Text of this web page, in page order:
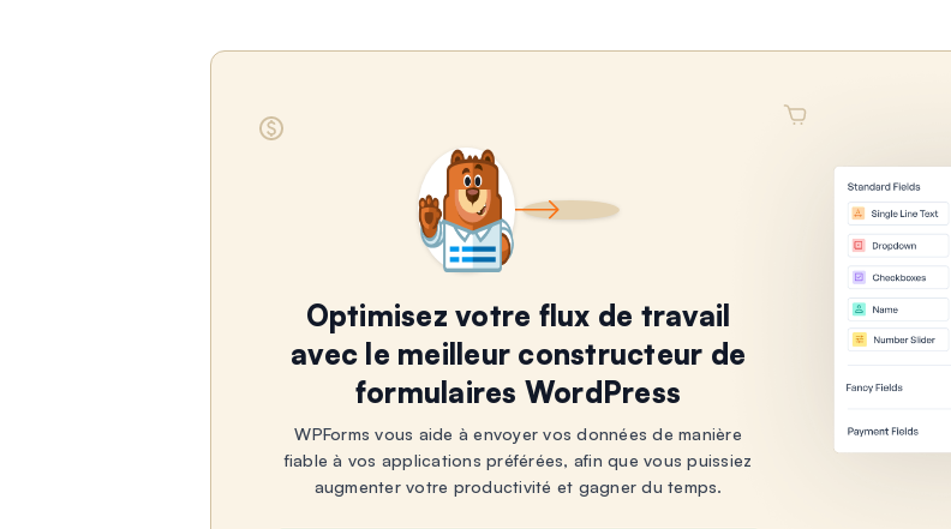
Optimisez votre flux de travail
avec le meilleur constructeur de
formulaires WordPress
WPForms vous aide à envoyer vos données de manière
fiable à vos applications préférées, afin que vous puissiez
augmenter votre productivité et gagner du temps.